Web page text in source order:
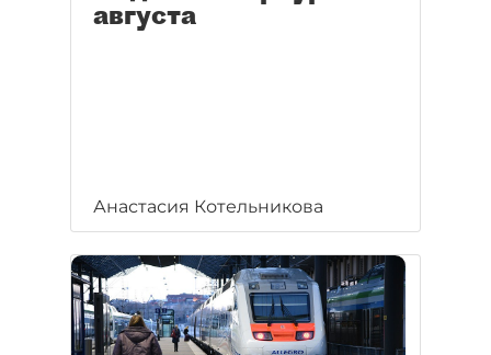
августа
Анастасия Котельникова